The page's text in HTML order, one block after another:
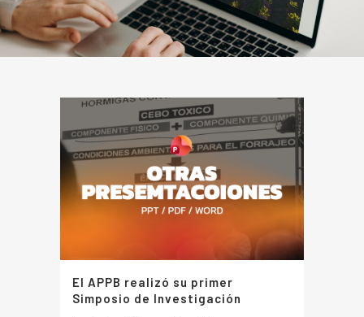
El APPB realizó su primer
Simposio de Investigación